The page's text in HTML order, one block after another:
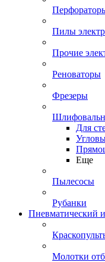
Пилы
Прочие
Реноваторы
Фрезеры
Для
Еще
Пылесосы
Рубанки
Пневматический
Молотки